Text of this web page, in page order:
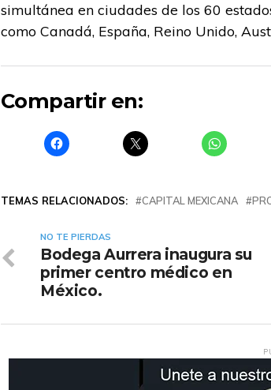
simultánea en ciudades de los 60
como Canadá, España, Reino Unido,
Compartir en:
TEMAS RELACIONADOS: CAPITAL MEXICANA
NO TE PIERDAS
Bodega Aurrera inaugura su
primer centro médico en
México.